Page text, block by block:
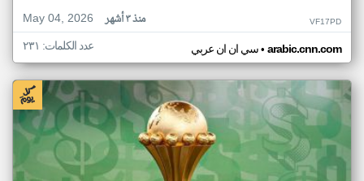
May 04, 2026
منذ ٣ أشهر VF17PD
سي ان ان عربي• arabic.cnn.com عدد الكلمات: ٢٣١